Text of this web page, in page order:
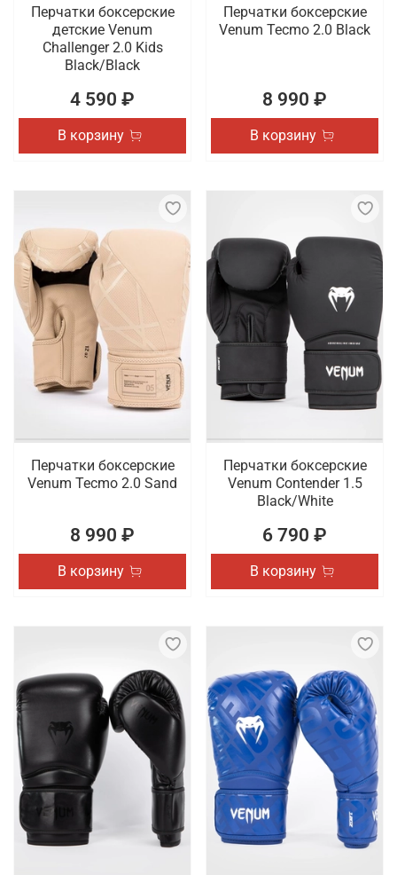
Перчатки боксерские
детские Venum
Challenger 2.0 Kids
Black/Black
4 590 ₽
В корзину
Перчатки боксерские
Venum Tecmo 2.0 Black
8 990 ₽
В корзину
Перчатки боксерские
Venum Tecmo 2.0 Sand
8 990 ₽
В корзину
Перчатки боксерские
Venum Contender 1.5
Black/White
6 790 ₽
В корзину